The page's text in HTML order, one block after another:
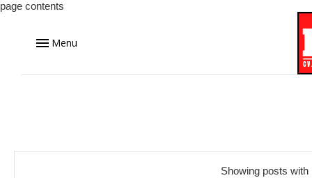
page contents
Menu
Showing posts